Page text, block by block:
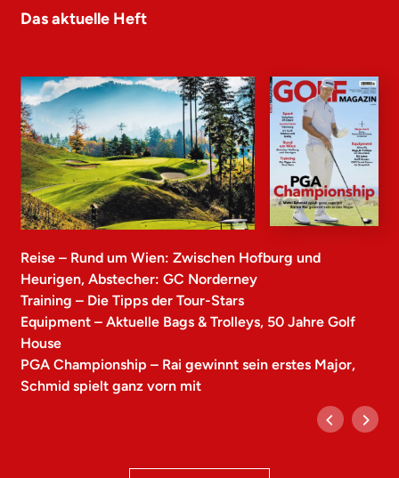
Das aktuelle Heft
Reise – Rund um Wien: Zwischen Hofburg und
Heurigen, Abstecher: GC Norderney
Training – Die Tipps der Tour-Stars
Equipment – Aktuelle Bags & Trolleys, 50 Jahre Golf
House
PGA Championship – Rai gewinnt sein erstes Major,
Schmid spielt ganz vorn mit